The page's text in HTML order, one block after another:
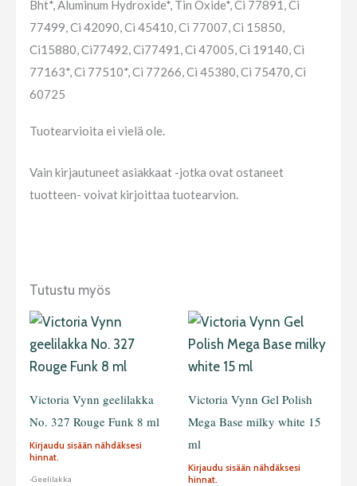
Bht*, Aluminum Hydroxide*, Tin Oxide*, Ci 77891, Ci
77499, Ci 42090, Ci 45410, Ci 77007, Ci 15850,
Ci15880, Ci77492, Ci77491, Ci 47005, Ci 19140, Ci
77163*, Ci 77510*, Ci 77266, Ci 45380, Ci 75470, Ci
60725
Tuotearvioita ei vielä ole.
Vain kirjautuneet asiakkaat -jotka ovat ostaneet
tuotteen- voivat kirjoittaa tuotearvion.
Tutustu myös
Victoria Vynn geelilakka
No. 327 Rouge Funk 8 ml
Kirjaudu sisään nähdäksesi
hinnat.
-Geelilakka
Victoria Vynn Gel Polish
Mega Base milky white 15
ml
Kirjaudu sisään nähdäksesi
hinnat.